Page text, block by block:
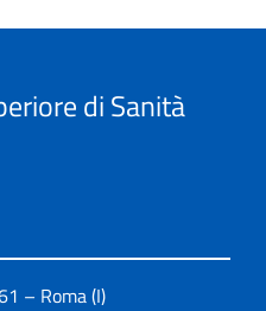
di Sanità
– Roma (I)